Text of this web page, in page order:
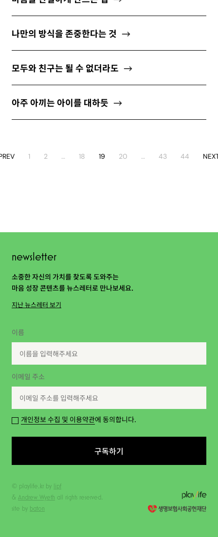
나만의 방식을 존중한다는 것
모두와 친구는 될 수 없더라도
아주 아끼는 아이를 대하듯
1 2 … 18 19 20 … 43 44
newsletter
소중한 자신의 가치를 찾도록 도와주는
마음 성장 콘텐츠를 뉴스레터로 만나보세요.
지난 뉴스레터 보기
이름
이메일 주소
개인정보 수집 및 이용약관에 동의합니다.
구독하기
© playlife.kr by lipf
& Andrew Wyeth all rights reserved.
site by baton